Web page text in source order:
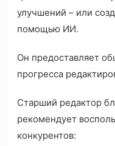
улучшений – или
помощью ИИ.
Он предоставляет
прогресса
Старший редактор
рекомендует
конкурентов: